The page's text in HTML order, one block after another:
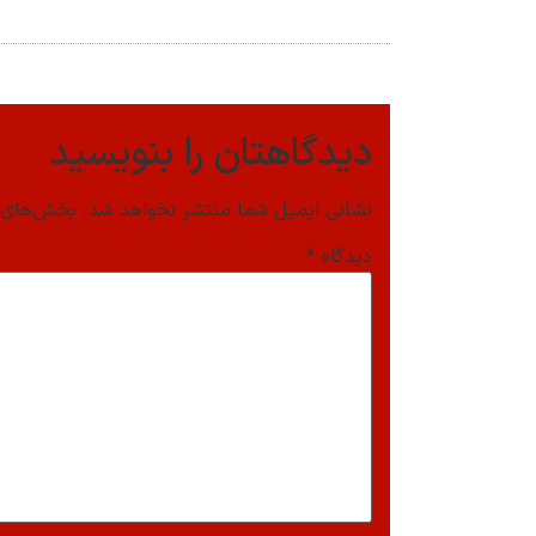
دیدگاهتان را بنویسید
نشانی ایمیل شما منتشر نخواهد شد. بخش‌های
دیدگاه *